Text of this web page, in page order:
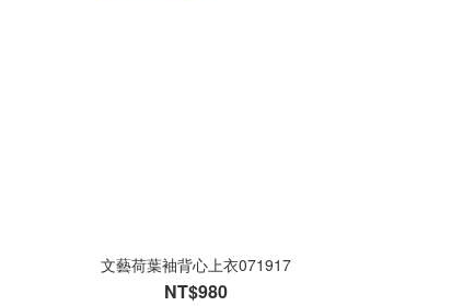
文藝荷葉袖背心上衣071917
NT$980